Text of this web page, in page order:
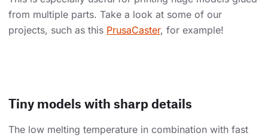
from multiple parts. Take a look at some of our
projects, such as this PrusaCaster, for example!
Tiny models with sharp details
The low melting temperature in combination with fast